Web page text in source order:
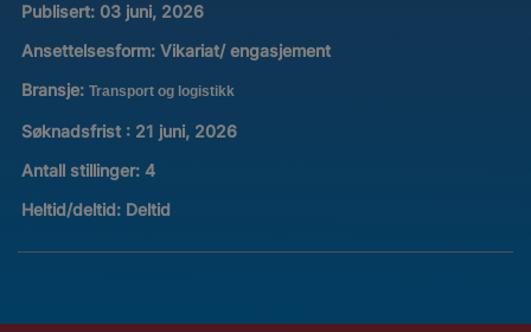
Publisert: 03 juni, 2026
Ansettelsesform: Vikariat/ engasjement
Bransje: Transport og logistikk
Søknadsfrist : 21 juni, 2026
Antall stillinger: 4
Heltid/deltid: Deltid